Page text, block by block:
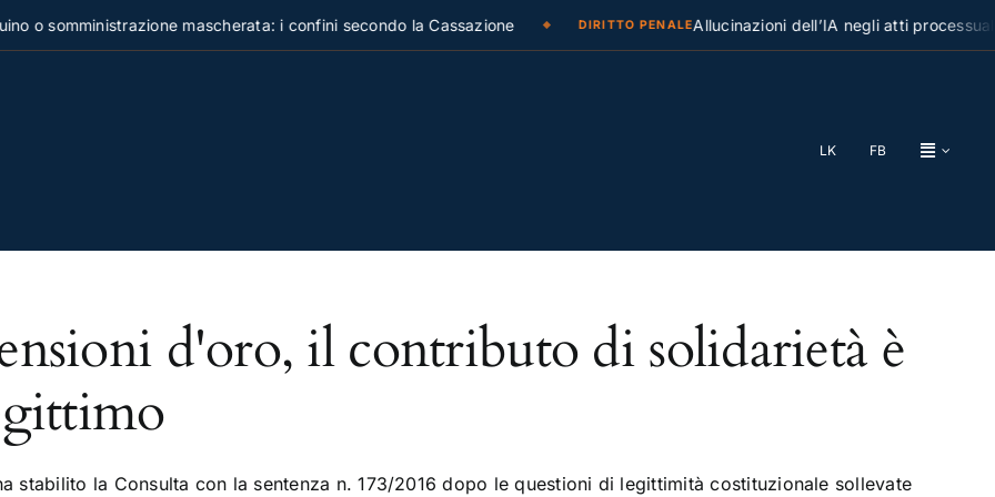
o somministrazione mascherata: i confini secondo la Cassazione DIRITTO PENALEAllucinazioni dell’IA negli atti
LK FB
d'oro, il contributo di solidarietà è
stabilito la Consulta con la sentenza n. 173/2016 dopo le questioni di legittimità costituzionale sollevate